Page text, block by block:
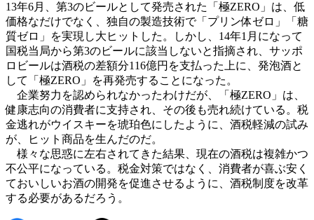
13年6月、第3のビールとして発売された「極ZERO」は、低
価格なだけでなく、独自の製造技術で「プリン体ゼロ」「糖
質ゼロ」を実現し大ヒットした。しかし、14年1月になって
国税当局から第3のビールに該当しないと指摘され、サッポ
ロビールは酒税の差額分116億円を支払った上に、発泡酒と
して「極ZERO」を再発売することになった。
企業努力を認められなかったわけだが、「極ZERO」は、
健康志向の消費者に支持され、その後も売れ続けている。税
金逃れがウイスキーを琥珀色にしたように、酒税軽減の試み
が、ヒット商品を生んだのだ。
様々な思惑に左右されてきた結果、現在の酒税は複雑かつ
不公平になっている。税金対策ではなく、消費者が喜ぶ安く
ておいしいお酒の開発を促進させるように、酒税制度を改革
する必要があるだろう。